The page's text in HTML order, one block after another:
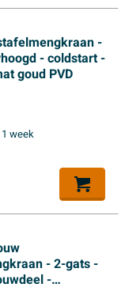
-
- coldstart -
goud PVD
week
- 2-gats -
-